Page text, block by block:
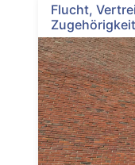
Flucht,
Zugehörigkeit